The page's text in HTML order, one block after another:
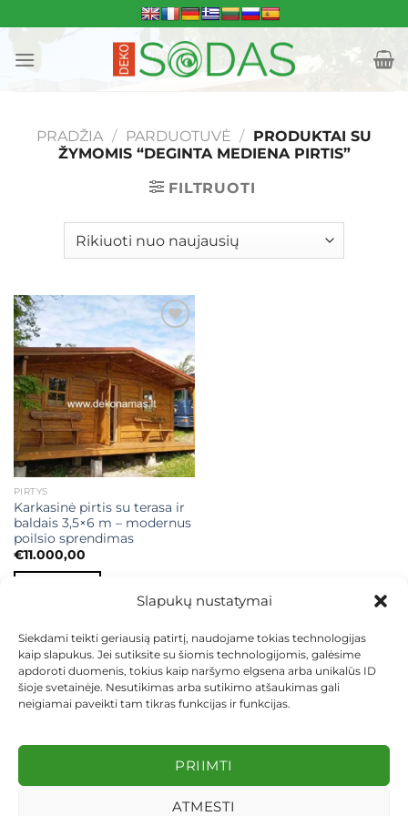
Slapukų nustatymai
Siekdami teikti geriausią patirtį, naudojame tokias technologijas
kaip slapukus. Jei sutiksite su šiomis technologijomis, galėsime
apdoroti duomenis, tokius kaip naršymo elgsena arba unikalūs ID
šioje svetainėje. Nesutikimas arba sutikimo atšaukimas gali
neigiamai paveikti tam tikras funkcijas ir funkcijas.
PRIIMTI
ATMESTI
to
content
PRADŽIA / PARDUOTUVĖ / PRODUKTAI SU
ŽYMOMIS “DEGINTA MEDIENA PIRTIS”
FILTRUOTI
Mėgstamiausias
PIRTYS
Karkasinė pirtis su terasa ir
baldais 3,5×6 m – modernus
poilsio sprendimas
€11.000,00
KEITIMAS IR GRĄŽINIMAS
PRIVATUMO POLITIKA
Visos teisės saugomos 2026 ©dekosodas.lt